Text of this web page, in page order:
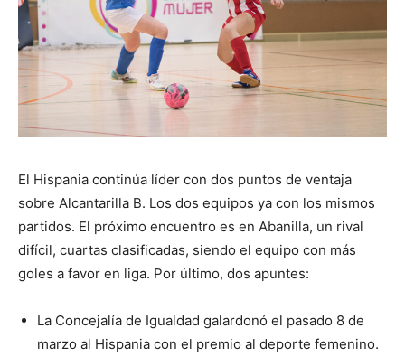
El Hispania continúa líder con dos puntos de ventaja
sobre Alcantarilla B. Los dos equipos ya con los mismos
partidos. El próximo encuentro es en Abanilla, un rival
difícil, cuartas clasificadas, siendo el equipo con más
goles a favor en liga. Por último, dos apuntes:
La Concejalía de Igualdad galardonó el pasado 8 de
marzo al Hispania con el premio al deporte femenino.